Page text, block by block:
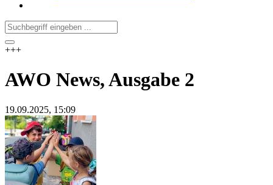
+++
AWO News, Ausgabe 2
19.09.2025, 15:09